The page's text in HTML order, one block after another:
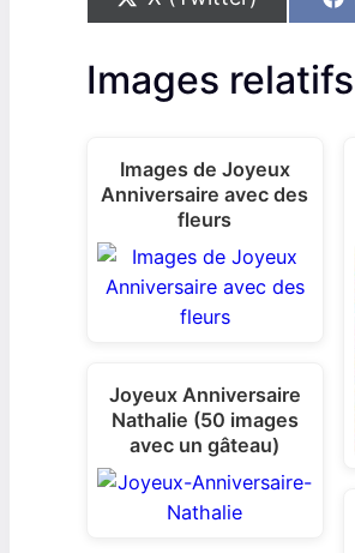
h
e
o
Images
Images de Joyeux
Anniversaire avec des
fleurs
Joyeux Anniversaire
Nathalie (50 images
avec un gâteau)